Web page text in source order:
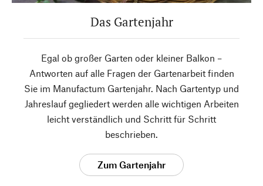
Das Gartenjahr
Egal ob großer Garten oder kleiner Balkon –
Antworten auf alle Fragen der Gartenarbeit finden
Sie im Manufactum Gartenjahr. Nach Gartentyp und
Jahreslauf gegliedert werden alle wichtigen Arbeiten
leicht verständlich und Schritt für Schritt
beschrieben.
Zum Gartenjahr